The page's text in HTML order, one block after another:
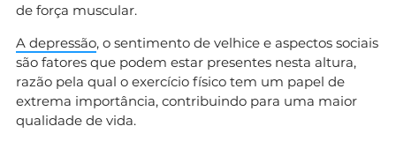
de força muscular.
A depressão, o sentimento de velhice e aspectos sociais
são fatores que podem estar presentes nesta altura,
razão pela qual o exercício físico tem um papel de
extrema importância, contribuindo para uma maior
qualidade de vida.